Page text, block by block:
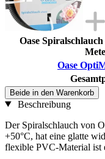
Oase
Oase
Beide in den Warenkorb
Beschreibung
Der Spiralschlauch von
+50°C, hat eine glatte
flexible PVC-Material ist